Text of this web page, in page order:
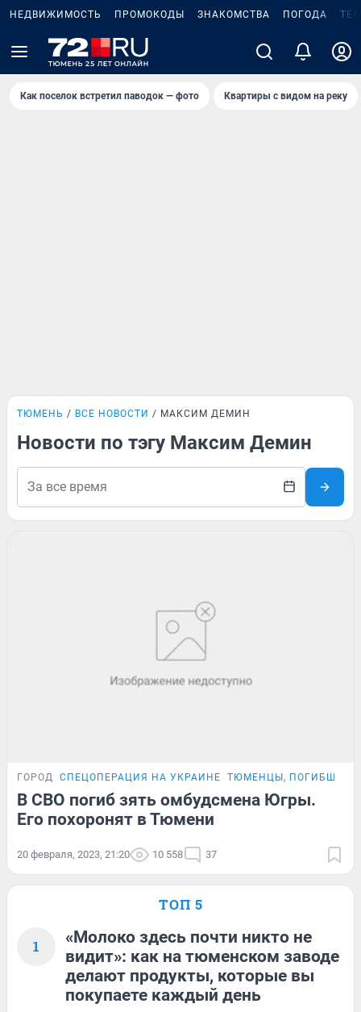
НЕДВИЖИМОСТЬ ПРОМОКОДЫ ЗНАКОМСТВА ПОГОДА
Как поселок встретил паводок — фото Квартиры с видом на реку
ТЮМЕНЬ ВСЕ НОВОСТИ МАКСИМ ДЕМИН
Новости по тэгу Максим Демин
ГОРОД СПЕЦОПЕРАЦИЯ НА УКРАИНЕ ТЮМЕНЦЫ, ПОГИБШИЕ
В СВО погиб зять омбудсмена Югры.
Его похоронят в Тюмени
20 февраля, 2023, 21:20 10 558 37
ТОП 5
1
«Молоко здесь почти никто не
видит»: как на тюменском заводе
делают продукты, которые вы
покупаете каждый день